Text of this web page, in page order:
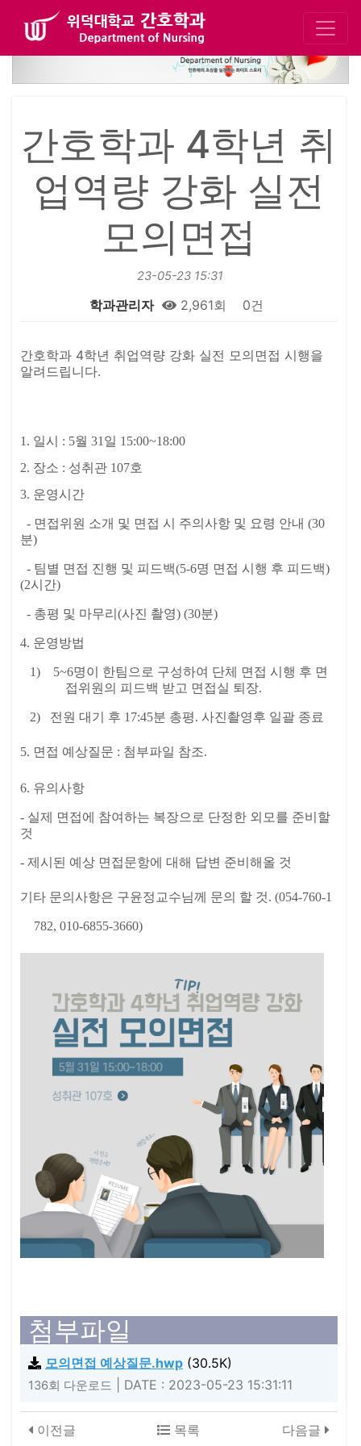
간호학과 4학년 취
업역량 강화 실전
모의면접
23-05-23 15:31
학과관리자 2,961회 0건
본문
간호학과 4학년 취업역량 강화 실전 모의면접 시행을
알려드립니다.
1. 일시 : 5월 31일 15:00~18:00
2. 장소 : 성취관 107호
3. 운영시간
- 면접위원 소개 및 면접 시 주의사항 및 요령 안내 (30
분)
- 팀별 면접 진행 및 피드백(5-6명 면접 시행 후 피드백)
(2시간)
- 총평 및 마무리 (사진 촬영) (30분)
4. 운영방법
1) 5~6명이 한팀으로 구성하여 단체 면접 시행 후 면
접위원의 피드백 받고 면접실 퇴장.
2) 전원 대기 후 17:45분 총평. 사진촬영후 일괄 종료
5. 면접 예상질문 : 첨부파일 참조.
6. 유의사항
- 실제 면접에 참여하는 복장으로 단정한 외모를 준비할
것
- 제시된 예상 면접문항에 대해 답변 준비해올 것
기타 문의사항은 구윤정교수님께 문의 할 것. (054-760-1
782, 010-6855-3660)
첨부파일
모의면접 예상질문.hwp (30.5K)
136회 다운로드 DATE : 2023-05-23 15:31:11
이전글 다음글
목록